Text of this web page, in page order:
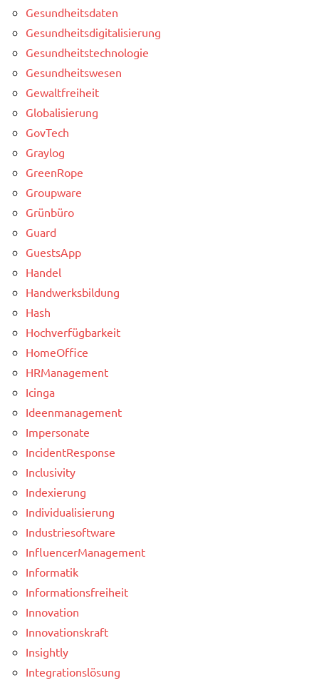
Gesundheitsdaten
Gesundheitsdigitalisierung
Gesundheitstechnologie
Gesundheitswesen
Gewaltfreiheit
Globalisierung
GovTech
Graylog
GreenRope
Groupware
Grünbüro
Guard
GuestsApp
Handel
Handwerksbildung
Hash
Hochverfügbarkeit
HomeOffice
HRManagement
Icinga
Ideenmanagement
Impersonate
IncidentResponse
Inclusivity
Indexierung
Individualisierung
Industriesoftware
InfluencerManagement
Informatik
Informationsfreiheit
Innovation
Innovationskraft
Insightly
Integrationslösung